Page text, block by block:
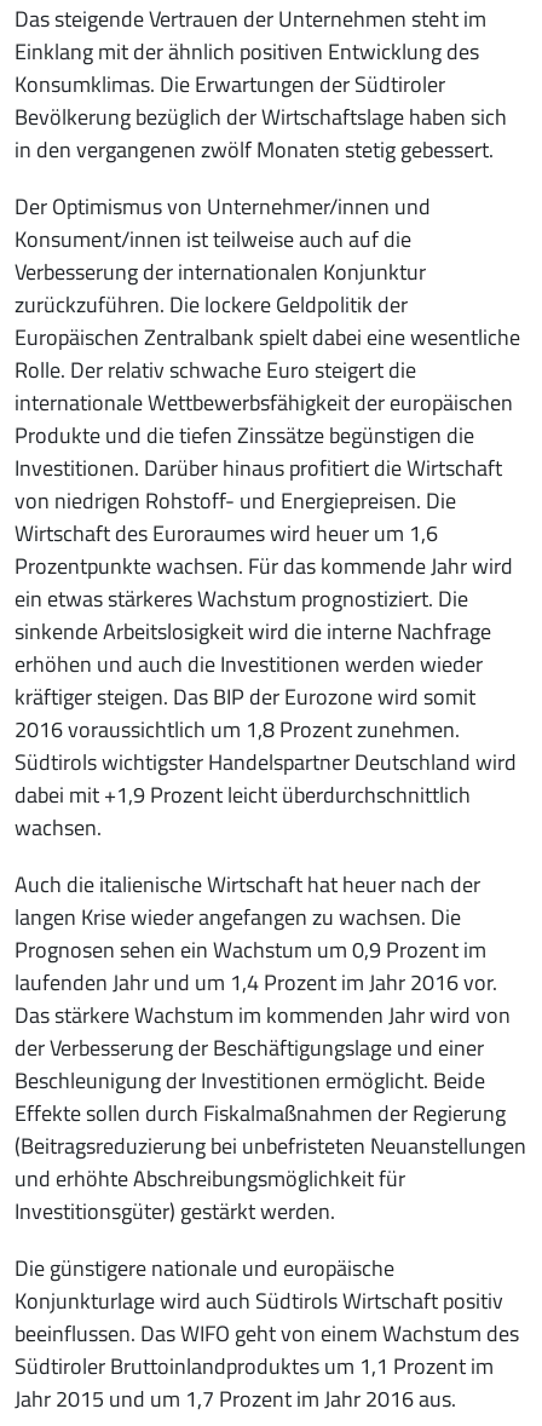
Das steigende Vertrauen der Unternehmen steht im
Einklang mit der ähnlich positiven Entwicklung des
Konsumklimas. Die Erwartungen der Südtiroler
Bevölkerung bezüglich der Wirtschaftslage haben sich
in den vergangenen zwölf Monaten stetig gebessert.
Der Optimismus von Unternehmer/innen und
Konsument/innen ist teilweise auch auf die
Verbesserung der internationalen Konjunktur
zurückzuführen. Die lockere Geldpolitik der
Europäischen Zentralbank spielt dabei eine wesentliche
Rolle. Der relativ schwache Euro steigert die
internationale Wettbewerbsfähigkeit der europäischen
Produkte und die tiefen Zinssätze begünstigen die
Investitionen. Darüber hinaus profitiert die Wirtschaft
von niedrigen Rohstoff- und Energiepreisen. Die
Wirtschaft des Euroraumes wird heuer um 1,6
Prozentpunkte wachsen. Für das kommende Jahr wird
ein etwas stärkeres Wachstum prognostiziert. Die
sinkende Arbeitslosigkeit wird die interne Nachfrage
erhöhen und auch die Investitionen werden wieder
kräftiger steigen. Das BIP der Eurozone wird somit
2016 voraussichtlich um 1,8 Prozent zunehmen.
Südtirols wichtigster Handelspartner Deutschland wird
dabei mit +1,9 Prozent leicht überdurchschnittlich
wachsen.
Auch die italienische Wirtschaft hat heuer nach der
langen Krise wieder angefangen zu wachsen. Die
Prognosen sehen ein Wachstum um 0,9 Prozent im
laufenden Jahr und um 1,4 Prozent im Jahr 2016 vor.
Das stärkere Wachstum im kommenden Jahr wird von
der Verbesserung der Beschäftigungslage und einer
Beschleunigung der Investitionen ermöglicht. Beide
Effekte sollen durch Fiskalmaßnahmen der Regierung
(Beitragsreduzierung bei unbefristeten Neuanstellungen
und erhöhte Abschreibungsmöglichkeit für
Investitionsgüter) gestärkt werden.
Die günstigere nationale und europäische
Konjunkturlage wird auch Südtirols Wirtschaft positiv
beeinflussen. Das WIFO geht von einem Wachstum des
Südtiroler Bruttoinlandproduktes um 1,1 Prozent im
Jahr 2015 und um 1,7 Prozent im Jahr 2016 aus.